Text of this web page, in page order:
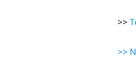
>>
>>